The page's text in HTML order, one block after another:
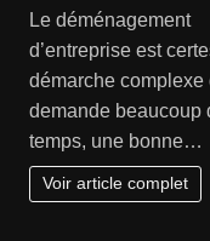
Le déménagement
d’entreprise est
démarche complexe
demande beaucoup
temps, une bonne…
Voir article complet